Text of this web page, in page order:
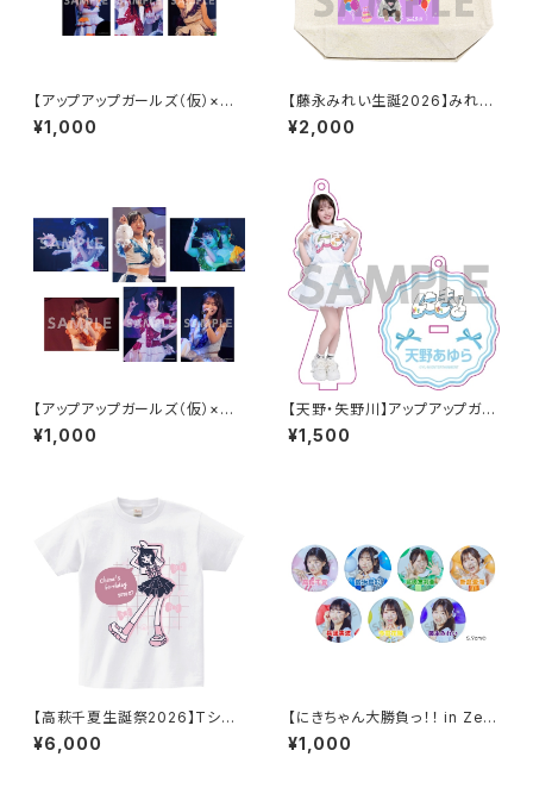
【アップアップガールズ（仮）×
（２）】2Lポートレート（夜公演）
¥1,000
【藤永みれい生誕2026】みれた
ん描き下ろし トートバッグ
¥2,000
【アップアップガールズ（仮）×
（２）】2Lポートレート（昼公演）
¥1,000
【天野・矢野川】アップアップガー
ルズ（２） アクリルスタンドキー
ホルダー
¥1,500
【高萩千夏生誕祭2026】Tシャ
ツ
¥6,000
【にきちゃん大勝負っ！！ in Zep
p DiverCity】にきちゃん新体制
スタンド缶バッジ
¥1,000